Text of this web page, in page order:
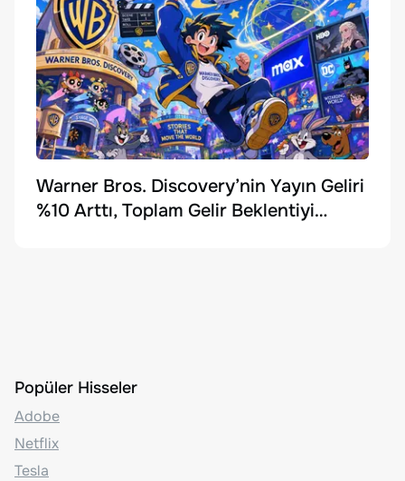
Warner Bros. Discovery’nin Yayın Geliri
%10 Arttı, Toplam Gelir Beklentiyi
Popüler Hisseler
Adobe
Netflix
Tesla